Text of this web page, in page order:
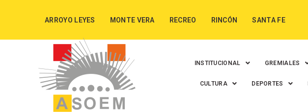
ARROYO LEYES MONTE VERA RECREO RINCÓN SANTA FE
INSTITUCIONAL GREMIALES
CULTURA DEPORTES